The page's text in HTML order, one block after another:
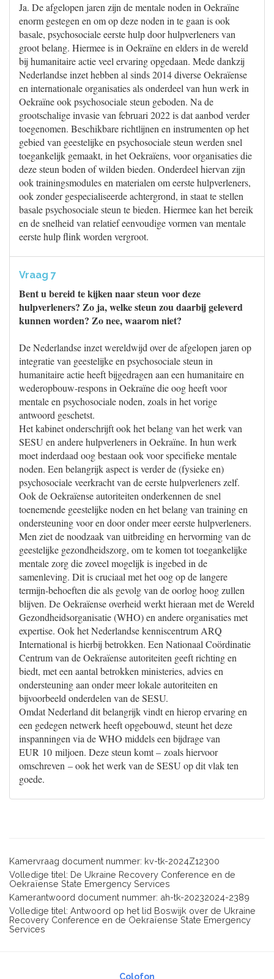
Ja. De afgelopen jaren zijn de mentale noden in Oekraïne
enorm gestegen en om op deze noden in te gaan is ook
basale, psychosociale eerste hulp door hulpverleners van
groot belang. Hiermee is in Oekraïne en elders in de wereld
bij humanitaire actie veel ervaring opgedaan. Mede dankzij
Nederlandse inzet hebben al sinds 2014 diverse Oekraïense
en internationale organisaties als onderdeel van hun werk in
Oekraïne ook psychosociale steun geboden. Na de
grootschalige invasie van februari 2022 is dat aanbod verder
toegenomen. Beschikbare richtlijnen en instrumenten op het
gebied van geestelijke en psychosociale steun werden snel
toegankelijk gemaakt, in het Oekraïens, voor organisaties die
deze steun boden of wilden bieden. Onderdeel hiervan zijn
ook trainingsmodules en materialen om eerste hulpverleners,
ook zonder gespecialiseerde achtergrond, in staat te stellen
basale psychosociale steun te bieden. Hiermee kan het bereik
en de snelheid van relatief eenvoudige vormen van mentale
eerste hulp flink worden vergroot.
Vraag 7
Bent u bereid te kijken naar steun voor deze
hulpverleners? Zo ja, welke steun zou daarbij geleverd
kunnen worden? Zo nee, waarom niet?
De Nederlandse inzet wereldwijd over de afgelopen jaren op
integratie van geestelijke en psychosociale steun in
humanitaire actie heeft bijgedragen aan een humanitaire en
wederopbouw-respons in Oekraïne die oog heeft voor
mentale en psychosociale noden, zoals in het vorige
antwoord geschetst.
Het kabinet onderschrijft ook het belang van het werk van
SESU en andere hulpverleners in Oekraïne. In hun werk
moet inderdaad oog bestaan ook voor specifieke mentale
noden. Een belangrijk aspect is verder de (fysieke en)
psychosociale veerkracht van de eerste hulpverleners zelf.
Ook de Oekraïense autoriteiten onderkennen de snel
toenemende geestelijke noden en het belang van training en
ondersteuning voor en door onder meer eerste hulpverleners.
Men ziet de noodzaak van uitbreiding en hervorming van de
geestelijke gezondheidszorg, om te komen tot toegankelijke
mentale zorg die zoveel mogelijk is ingebed in de
samenleving. Dit is cruciaal met het oog op de langere
termijn-behoeften die als gevolg van de oorlog hoog zullen
blijven. De Oekraïense overheid werkt hieraan met de Wereld
Gezondheidsorganisatie (WHO) en andere organisaties met
expertise. Ook het Nederlandse kenniscentrum ARQ
International is hierbij betrokken. Een Nationaal Coördinatie
Centrum van de Oekraïense autoriteiten geeft richting en
biedt, met een aantal betrokken ministeries, advies en
ondersteuning aan onder meer lokale autoriteiten en
bijvoorbeeld onderdelen van de SESU.
Omdat Nederland dit belangrijk vindt en hierop ervaring en
een gedegen netwerk heeft opgebouwd, steunt het deze
inspanningen via de WHO middels een bijdrage van
EUR 10 miljoen. Deze steun komt – zoals hiervoor
omschreven – ook het werk van de SESU op dit vlak ten
goede.
Kamervraag document nummer: kv-tk-2024Z12300
Volledige titel: De Ukraine Recovery Conference en de
Oekraïense State Emergency Services
Kamerantwoord document nummer: ah-tk-20232024-2389
Volledige titel: Antwoord op het lid Boswijk over de Ukraine
Recovery Conference en de Oekraïense State Emergency
Services
Colofon